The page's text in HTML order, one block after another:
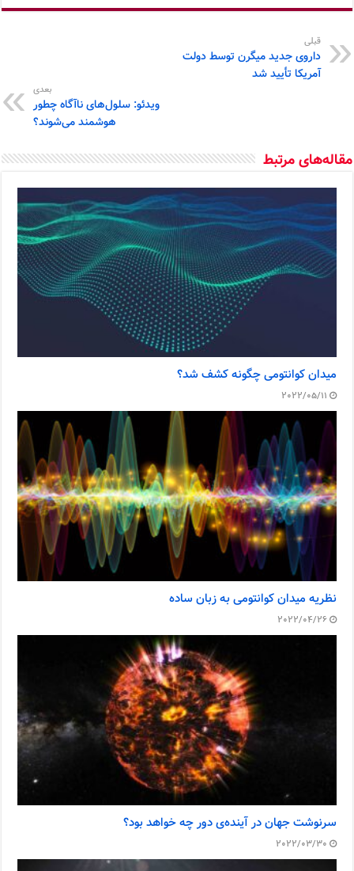
قبلی
داروی جدید میگرن توسط دولت
آمریکا تأیید شد
بعدی
ویدئو: سلول‌های ناآگاه چطور
هوشمند می‌شوند؟
مقاله‌های مرتبط
میدان کوانتومی چگونه کشف شد؟
2022/05/11
نظریه میدان کوانتومی به زبان ساده
2022/04/26
سرنوشت جهان در آینده‌ی دور چه خواهد بود؟
2022/03/30